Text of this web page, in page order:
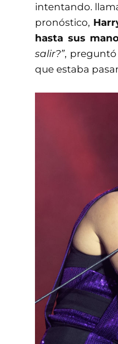
intentando.
pronóstico,
hasta sus
salir?”, preguntó
que estaba